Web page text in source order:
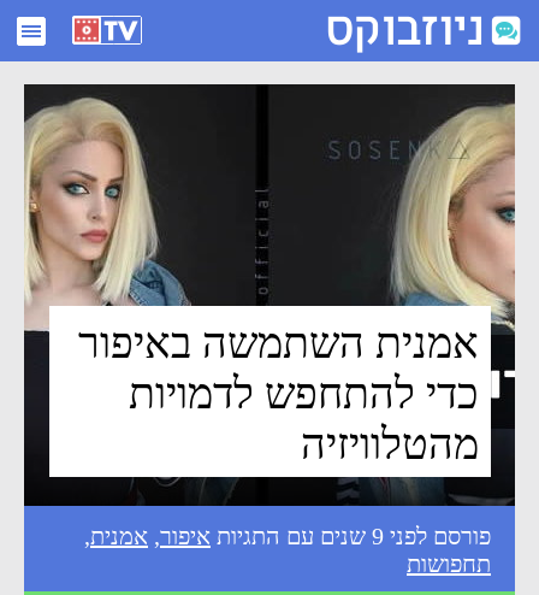
אמנית השתמשה באיפור כדי להתחפש לדמויות מהטלוויזיה - ניוזבוקס
אמנית השתמשה באיפור
כדי להתחפש לדמויות
מהטלוויזיה
פורסם לפני 9 שנים עם התגיות איפור, אמנית,
תחפושות